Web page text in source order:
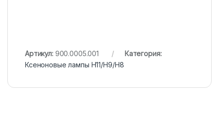
Артикул: 900.0005.001
Категория:
Ксеноновые лампы H11/H9/H8